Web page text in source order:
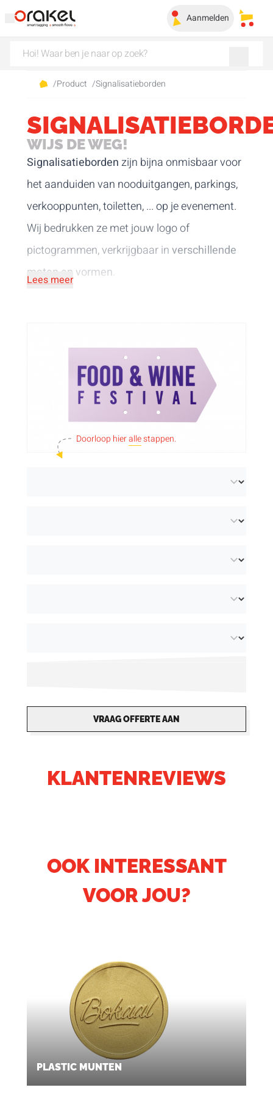
Aanmelden Mijn
/Product /Signalisatieborden
WIJS DE WEG!
Signalisatiebordenzijn bijna onmisbaar voor
het aanduiden van nooduitgangen, parkings,
verkooppunten, toiletten, ... op je evenement.
Wij bedrukken ze met jouw logo of
pictogrammen, verkrijgbaar inverschillende
maten en vormen.
Lees meer
Doorloop hierallestappen.
VRAAG OFFERTE AAN
KLANTENREVIEWS
OOK INTERESSANT
VOOR JOU?
PLASTIC MUNTEN